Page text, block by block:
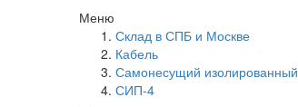
Меню
Склад в СПБ и Москве
Кабель
Самонесущий изолированный
СИП-4